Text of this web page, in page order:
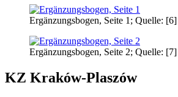
Ergänzungsbogen, Seite 1; Quelle: [6]
Ergänzungsbogen, Seite 2; Quelle: [7]
KZ Kraków-Plaszów